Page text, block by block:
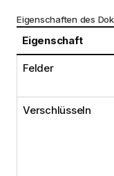
Eigenschaften des
Eigenschaft
Felder
Verschlüsseln